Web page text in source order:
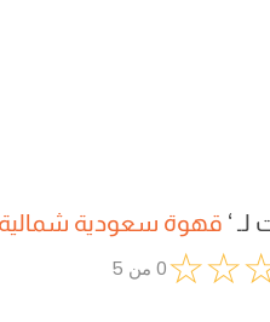
لـ ‘ قهوة سعودية
☆
☆
0 من